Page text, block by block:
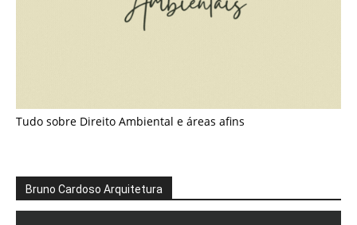
Tudo sobre Direito Ambiental e áreas afins
Bruno Cardoso Arquitetura